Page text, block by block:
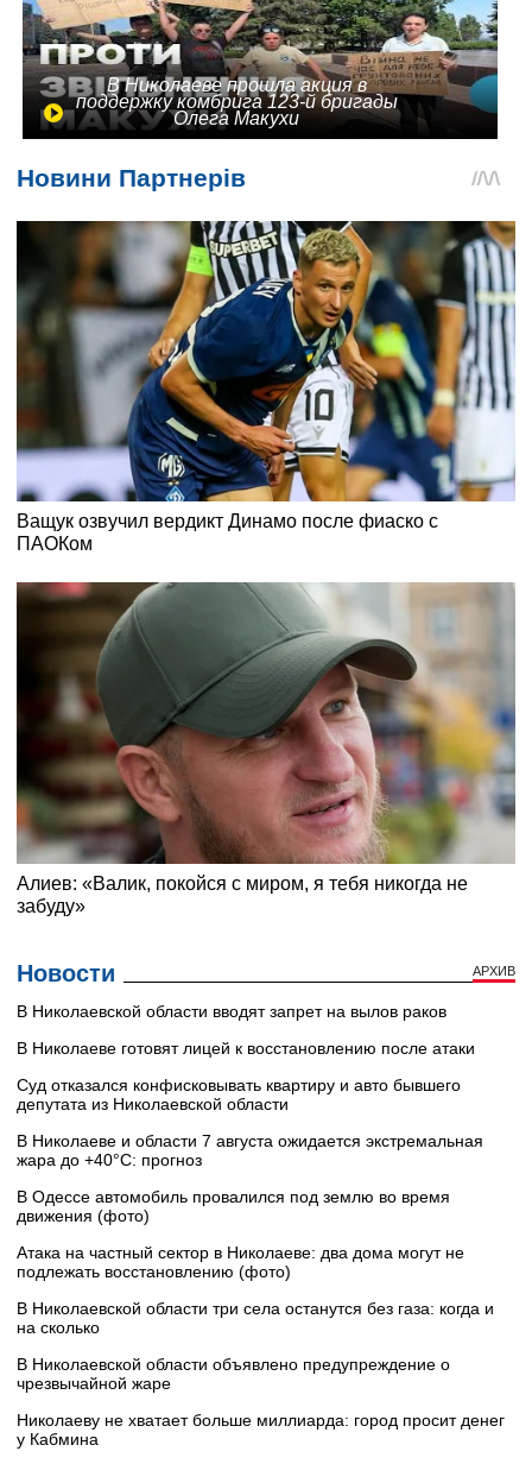
В Николаеве прошла акция в
поддержку комбрига 123-й бригады
Олега Макухи
Новости АРХИВ
В Николаевской области вводят запрет на вылов раков
В Николаеве готовят лицей к восстановлению после атаки
Суд отказался конфисковывать квартиру и авто бывшего
депутата из Николаевской области
В Николаеве и области 7 августа ожидается экстремальная
жара до +40°C: прогноз
В Одессе автомобиль провалился под землю во время
движения (фото)
Атака на частный сектор в Николаеве: два дома могут не
подлежать восстановлению (фото)
В Николаевской области три села останутся без газа: когда и
на сколько
В Николаевской области объявлено предупреждение о
чрезвычайной жаре
Николаеву не хватает больше миллиарда: город просит денег
у Кабмина